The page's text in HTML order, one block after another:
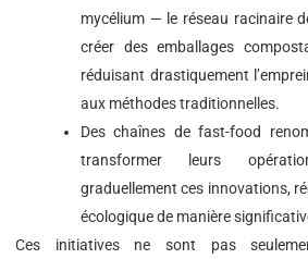
mycélium — le réseau racinaire
créer des emballages
réduisant drastiquement
aux méthodes traditionnelles.
Des chaînes de fast-food
transformer leurs
graduellement ces innovations,
écologique de manière
Ces initiatives ne sont pas